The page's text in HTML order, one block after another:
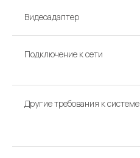
Видеоадаптер
Подключение к сети
Другие требования к системе